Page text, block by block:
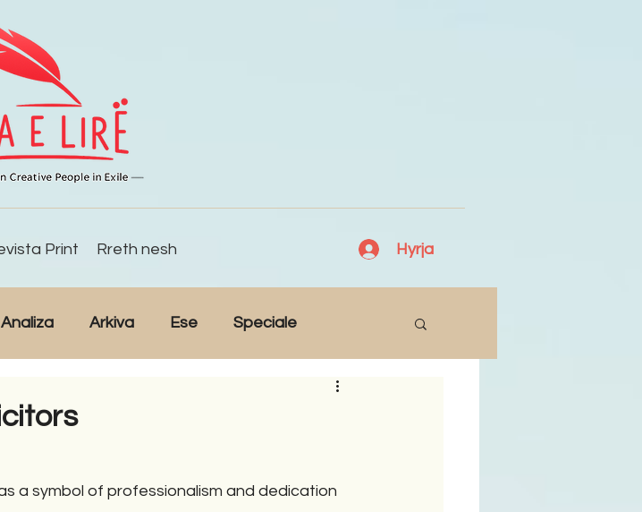
Print Rreth nesh Hyrja
Analiza Arkiva Ese Speciale
a symbol of professionalism and dedication